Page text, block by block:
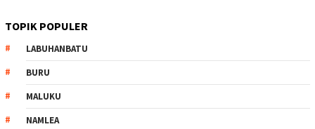
TOPIK POPULER
LABUHANBATU
BURU
MALUKU
NAMLEA